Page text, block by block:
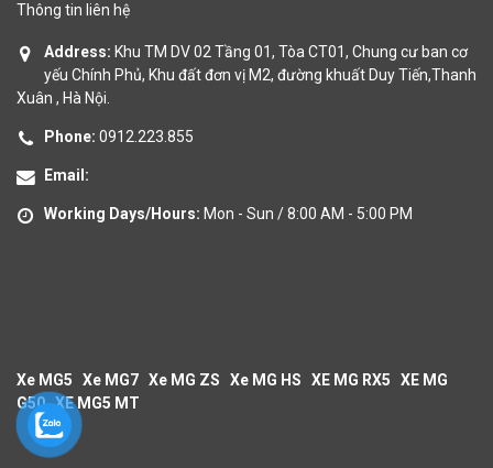
Thông tin liên hệ
Address: Khu TM DV 02 Tầng 01, Tòa CT01, Chung cư ban cơ
yếu Chính Phủ, Khu đất đơn vị M2, đường khuất Duy Tiến,Thanh
Xuân , Hà Nội.
Phone: 0912.223.855
Email:
Working Days/Hours: Mon - Sun / 8:00 AM - 5:00 PM
Xe MG5 Xe MG7 Xe MG ZS Xe MG HS XE MG RX5
XE MG
G50 XE MG5 MT